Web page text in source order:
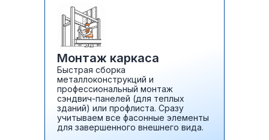
Монтаж каркаса
Быстрая сборка
металлоконструкций и
профессиональный монтаж
сэндвич-панелей (для теплых
зданий) или профлиста. Сразу
учитываем все фасонные элементы
для завершенного внешнего вида.